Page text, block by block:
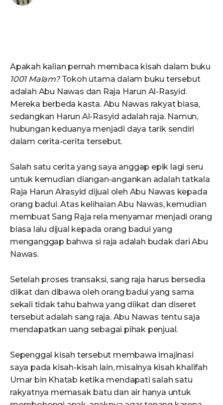
Apakah kalian pernah membaca kisah dalam buku
1001 Malam?Tokoh utama dalam buku tersebut
adalah Abu Nawas dan Raja Harun Al-Rasyid.
Mereka berbeda kasta. Abu Nawas rakyat biasa,
sedangkan Harun Al-Rasyid adalah raja. Namun,
hubungan keduanya menjadi daya tarik sendiri
dalam cerita-cerita tersebut.
Salah satu cerita yang saya anggap epik lagi seru
untuk kemudian diangan-angankan adalah tatkala
Raja Harun Alrasyid dijual oleh Abu Nawas kepada
orang badui. Atas kelihaian Abu Nawas, kemudian
membuat Sang Raja rela menyamar menjadi orang
biasa lalu dijual kepada orang badui yang
menganggap bahwa si raja adalah budak dari Abu
Nawas.
Setelah proses transaksi, sang raja harus bersedia
diikat dan dibawa oleh orang badui yang sama
sekali tidak tahu bahwa yang diikat dan diseret
tersebut adalah sang raja. Abu Nawas tentu saja
mendapatkan uang sebagai pihak penjual.
Sepenggal kisah tersebut membawa imajinasi
saya pada kisah-kisah lain, misalnya kisah khalifah
Umar bin Khatab ketika mendapati salah satu
rakyatnya memasak batu dan air hanya untuk